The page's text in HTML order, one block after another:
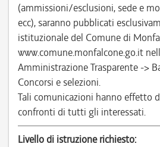
(ammissioni/esclusioni, sede e
ecc), saranno pubblicati
istituzionale del Comune di
www.comune.monfalcone.go.it
Amministrazione Trasparente ->
Concorsi e selezioni.
Tali comunicazioni hanno effetto
confronti di tutti gli interessati.
Livello di istruzione richiesto: